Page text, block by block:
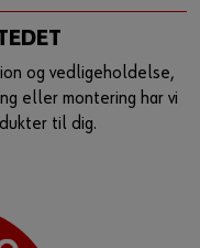
og vedligeholdelse,
eller montering har vi
til dig.